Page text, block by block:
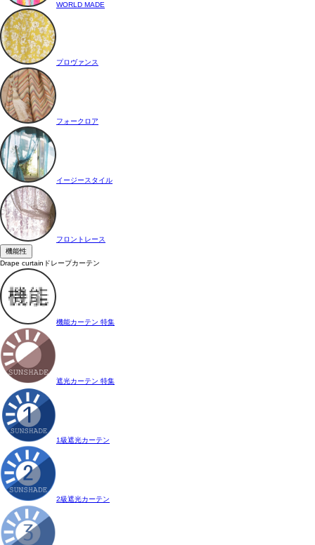
WORLD MADE
プロヴァンス
フォークロア
イージースタイル
フロントレース
機能性
Drape curtain ドレープカーテン
機能カーテン 特集
遮光カーテン 特集
1級遮光カーテン
2級遮光カーテン